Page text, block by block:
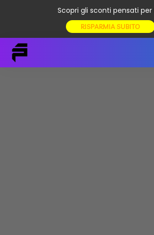
Scopri gli sconti pensati per
RISPARMIA SUBITO